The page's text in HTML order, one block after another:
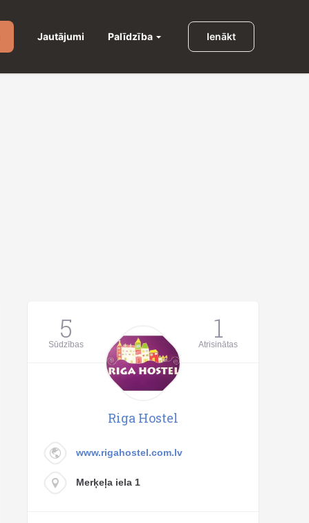
Jautājumi Palīdzība Ienākt
5
Sūdzības 1
Atrisinātas
Riga Hostel
www.rigahostel.com.lv
Merķeļa iela 1